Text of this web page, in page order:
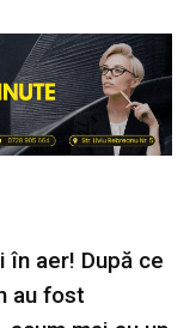
aer! După ce
au fost